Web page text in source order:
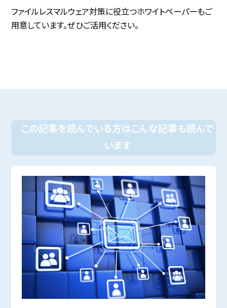
ファイルレスマルウェア対策に役立つホワイトペーパーもご
用意しています。ぜひご活用ください。
この記事を読んでいる方はこんな記事も読んで
います